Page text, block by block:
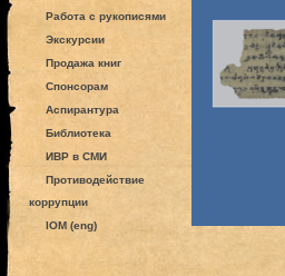
Работа с рукописями
Экскурсии
Продажа книг
Спонсорам
Аспирантура
Библиотека
ИВР в СМИ
Противодействие
коррупции
IOM (eng)